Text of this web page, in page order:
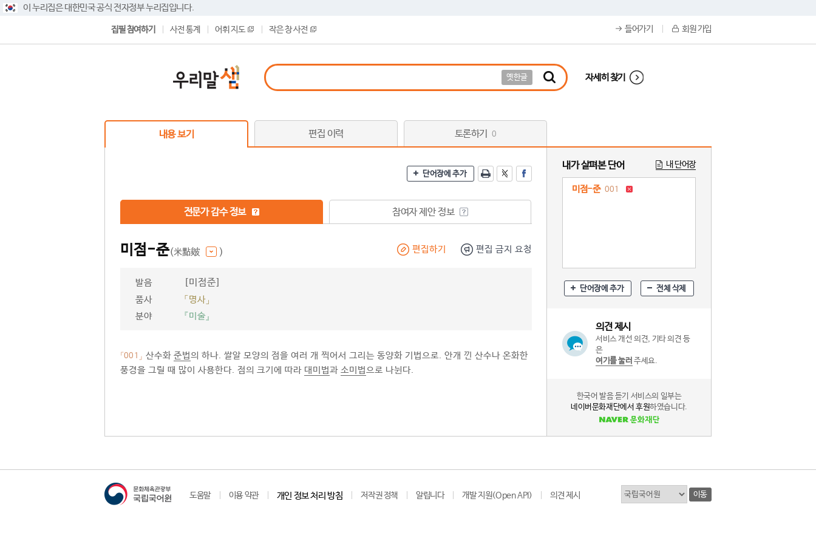
이 누리집은 대한민국 공식 전자정부 누리집입니다.
집필 참여하기 사전 통계 어휘 지도 작은 창 사전 들어가기 회원 가입
옛한글 자세히 찾기
내용 보기 편집 이력 토론하기 0
단어장에 추가
전문가 감수 정보 참여자 제안 정보
미점-준(米點皴 ) 편집하기 편집 금지 요청
발음 [미점준]
품사
「명사」
분야
『미술』
「001」 산수화 준법의 하나. 쌀알 모양의 점을 여러 개 찍어서 그리는 동양화 기법으로. 안개 낀 산수나 온화한
풍경을 그릴 때 많이 사용한다. 점의 크기에 따라 대미법과 소미법으로 나뉜다.
내가 살펴본 단어 내 단어장
미점-준 001
단어장에 추가 전체 삭제
의견 제시
서비스 개선 의견, 기타 의견 등
은
여기를 눌러 주세요.
한국어 발음 듣기 서비스의 일부는
네이버문화재단에서 후원하였습니다.
도움말 이용 약관 개인 정보 처리 방침 저작권 정책 알립니다 개발 지원(Open API) 의견 제시 이동